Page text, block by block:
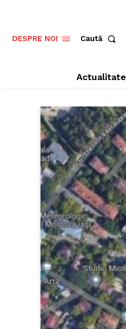
DESPRE NOI Caută
Actualitate